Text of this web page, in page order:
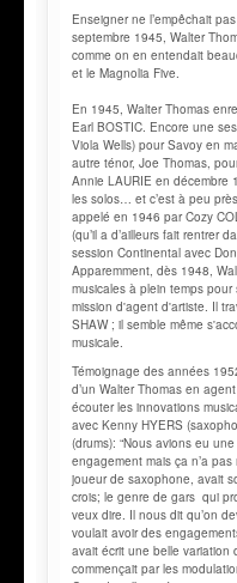
Enseigner ne l’empêchait
septembre 1945, Walter
comme on en entendait
et le Magnolia Five.
En 1945, Walter Thomas
Earl BOSTIC. Encore une
Viola Wells) pour Savoy en
autre ténor, Joe Thomas,
Annie LAURIE en décembre
les solos… et c’est à peu
appelé en 1946 par Cozy
(qu’il a d’ailleurs fait rentrer
session Continental avec
Apparemment, dès 1948,
musicales à plein temps
mission d'agent d'artiste. Il
SHAW ; il semble même
musicale.
Témoignage des années
d’un Walter Thomas en
écouter les innovations
avec Kenny HYERS
(drums): “Nous avions eu
engagement mais ça n’a
joueur de saxophone, avait
crois; le genre de gars qui
veux dire. Il nous dit qu’on
voulait avoir des
avait écrit une belle variation
commençait par les